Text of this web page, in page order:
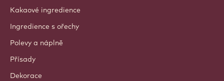
Kakaové ingredience
Ingredience s ořechy
Polevy a náplně
Přísady
Dekorace